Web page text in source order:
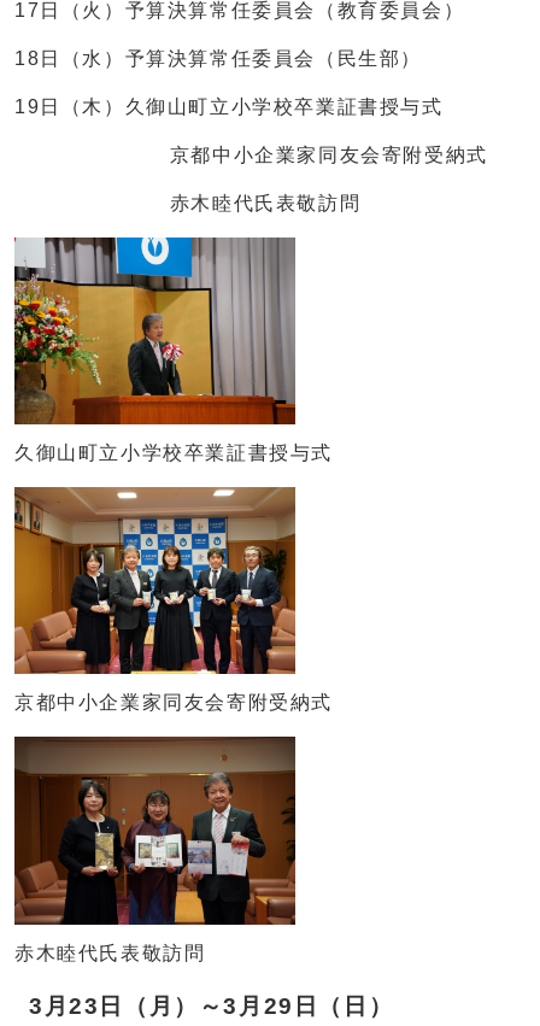
17日（火）予算決算常任委員会（教育委員会）
18日（水）予算決算常任委員会（民生部）
19日（木）久御山町立小学校卒業証書授与式
京都中小企業家同友会寄附受納式
赤木睦代氏表敬訪問
久御山町立小学校卒業証書授与式
京都中小企業家同友会寄附受納式
赤木睦代氏表敬訪問
3月23日（月）～3月29日（日）